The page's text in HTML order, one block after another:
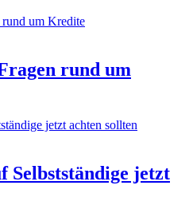
rund um
Selbstständige jetzt